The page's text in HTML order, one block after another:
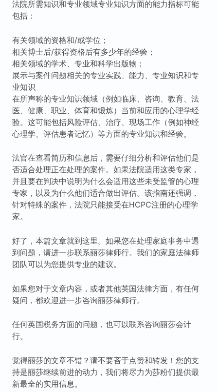
法院所需知识和专业领域专业知识方面的能力指标可能
包括：
有关领域的资格和/或学位；
相关博士后/获得资格后有多少年的经验；
相关领域的学术、专业和科学出版物；
展示与案件问题相关的专业实践、能力、专业知识和专
业知识
在所声称的专业知识领域（例如临床、咨询、教育、法
医、健康、职业、体育和锻炼）当前和应用的心理学经
验。这可能包括风险评估、治疗、现场工作（例如神经
心理学、评估患者记忆）等方面的专业知识和经验。
法官在查看简历和信息后，需要仔细分析和评估他们是
否适合处理正在处理的案件。如果法院适用这类专家，
并且要在判决中说明为什么会适用这些未受监管的心理
专家，以及为什么他们适合做出评估。该指南还强调，
针对特殊的案件，法院只能接受在HCPC注册的心理学
家。
好了，本篇文章就到这里。如果您在处理家庭事务中遇
到问题，请进一步联系丽莎律师行。我们的家庭法律师
团队可以为您提供专业的建议。
如果您对于文章内容，或者其他英国法律方面，有任何
疑问，都欢迎进一步咨询丽莎律师行。
任何英国税务方面的问题，也可以联系咨询丽莎会计
行。
觉得丽莎的文章不错？请不要吝于点赞和转发！您的支
持是丽莎继续前进的动力，我们将尽力为莎粉们提供最
新最全的实用信息。